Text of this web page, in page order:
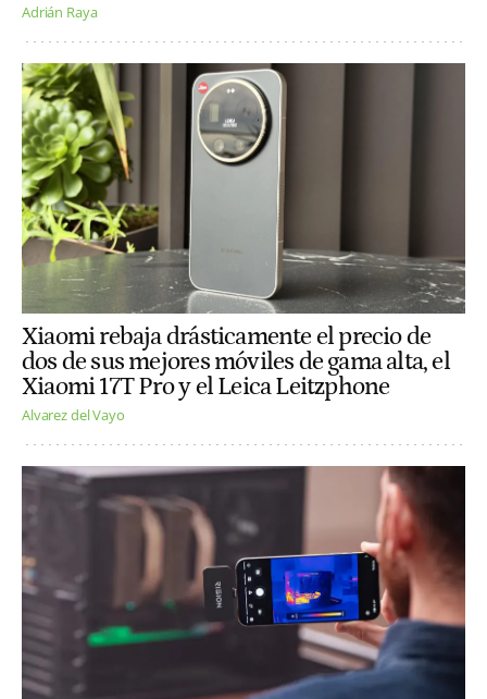
Adrián Raya
Xiaomi rebaja drásticamente el precio de
dos de sus mejores móviles de gama alta, el
Xiaomi 17T Pro y el Leica Leitzphone
Alvarez del Vayo